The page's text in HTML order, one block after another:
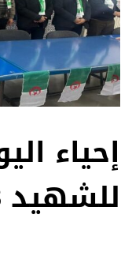
إحياء
للشهيد 18 فيفري